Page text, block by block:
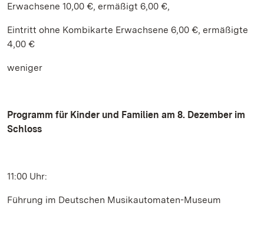
Erwachsene 10,00 €, ermäßigt 6,00 €,
Eintritt ohne Kombikarte Erwachsene 6,00 €, ermäßigte
4,00 €
weniger
Programm für Kinder und Familien am 8. Dezember im
Schloss
11:00 Uhr:
Führung im Deutschen Musikautomaten-Museum